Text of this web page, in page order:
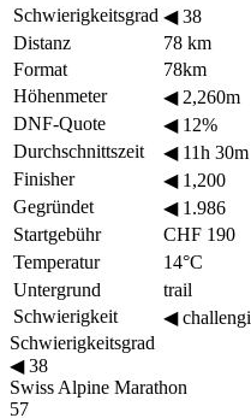
Schwierigkeitsgrad ◀38
Distanz
78 km
Format
78km
Höhenmeter
◀2,260m
DNF-Quote
◀12%
Durchschnittszeit
◀11h 30m
Finisher
◀1,200
Gegründet
◀1.986
Startgebühr
CHF 190
Temperatur
14°C
Untergrund
trail
Schwierigkeit
◀
Schwierigkeitsgrad
◀38
Swiss Alpine Marathon
57